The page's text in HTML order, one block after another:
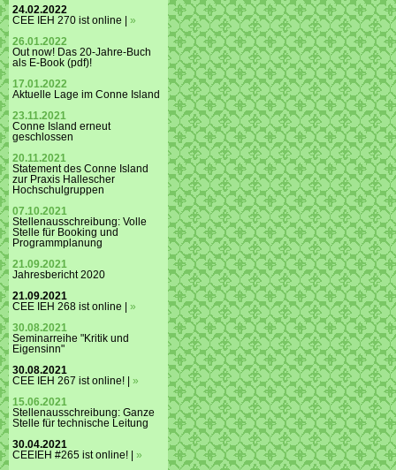
24.02.2022
CEE IEH 270 ist online | »
26.01.2022
Out now! Das 20-Jahre-Buch
als E-Book (pdf)!
17.01.2022
Aktuelle Lage im Conne Island
23.11.2021
Conne Island erneut
geschlossen
20.11.2021
Statement des Conne Island
zur Praxis Hallescher
Hochschulgruppen
07.10.2021
Stellenausschreibung: Volle
Stelle für Booking und
Programmplanung
21.09.2021
Jahresbericht 2020
21.09.2021
CEE IEH 268 ist online | »
30.08.2021
Seminarreihe "Kritik und
Eigensinn"
30.08.2021
CEE IEH 267 ist online! | »
15.06.2021
Stellenausschreibung: Ganze
Stelle für technische Leitung
30.04.2021
CEEIEH #265 ist online! | »